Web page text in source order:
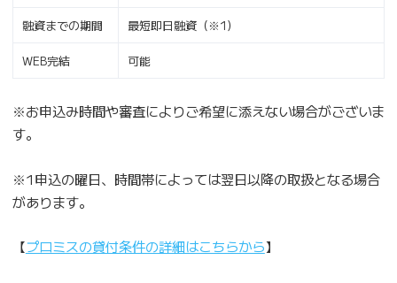
融資までの期間 最短即日融資（※1）
WEB完結 可能
※お申込み時間や審査によりご希望に添えない場合がございま
す。
※1申込の曜日、時間帯によっては翌日以降の取扱となる場合
があります。
【プロミスの貸付条件の詳細はこちらから】